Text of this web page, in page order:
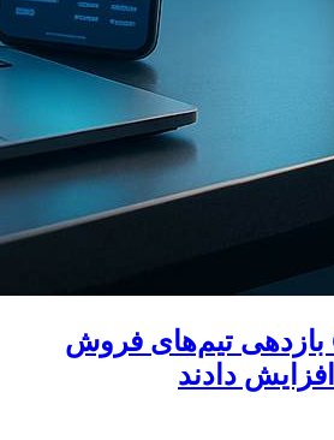
پلتفرم‌های CRM بازدهی تیم‌های فروش